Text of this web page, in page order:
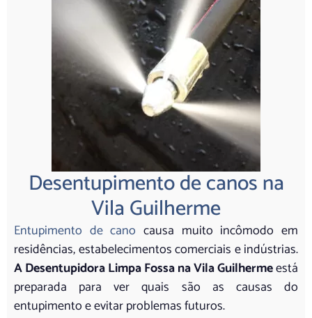
Desentupimento de canos na
Vila Guilherme
Entupimento de cano causa muito incômodo em
residências, estabelecimentos comerciais e indústrias.
A Desentupidora Limpa Fossa na Vila Guilhermeestá
preparada para ver quais são as causas do
entupimento e evitar problemas futuros.